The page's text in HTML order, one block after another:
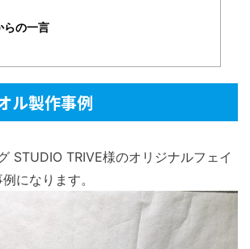
らの一言
ル製作事例
STUDIO TRIVE様のオリジナルフェイ
になります。